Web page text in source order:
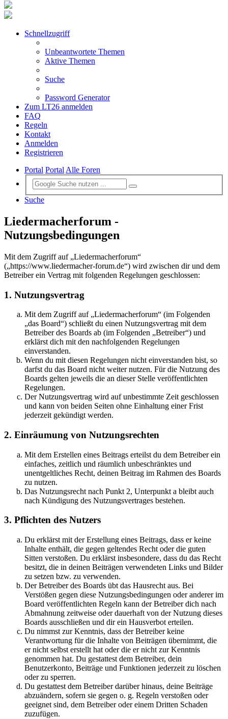
Schnellzugriff
Unbeantwortete Themen
Aktive Themen
Suche
Password Generator
Zum LT26 anmelden
FAQ
Regeln
Kontakt
Anmelden
Registrieren
Portal PortalAlle Foren
Suche
Liedermacherforum -
Nutzungsbedingungen
Mit dem Zugriff auf „Liedermacherforum“
(„https://www.liedermacher-forum.de“) wird zwischen dir und dem
Betreiber ein Vertrag mit folgenden Regelungen geschlossen:
1. Nutzungsvertrag
Mit dem Zugriff auf „Liedermacherforum“ (im Folgenden
„das Board“) schließt du einen Nutzungsvertrag mit dem
Betreiber des Boards ab (im Folgenden „Betreiber“) und
erklärst dich mit den nachfolgenden Regelungen
einverstanden.
Wenn du mit diesen Regelungen nicht einverstanden bist, so
darfst du das Board nicht weiter nutzen. Für die Nutzung des
Boards gelten jeweils die an dieser Stelle veröffentlichten
Regelungen.
Der Nutzungsvertrag wird auf unbestimmte Zeit geschlossen
und kann von beiden Seiten ohne Einhaltung einer Frist
jederzeit gekündigt werden.
2. Einräumung von Nutzungsrechten
Mit dem Erstellen eines Beitrags erteilst du dem Betreiber ein
einfaches, zeitlich und räumlich unbeschränktes und
unentgeltliches Recht, deinen Beitrag im Rahmen des Boards
zu nutzen.
Das Nutzungsrecht nach Punkt 2, Unterpunkt a bleibt auch
nach Kündigung des Nutzungsvertrages bestehen.
3. Pflichten des Nutzers
Du erklärst mit der Erstellung eines Beitrags, dass er keine
Inhalte enthält, die gegen geltendes Recht oder die guten
Sitten verstoßen. Du erklärst insbesondere, dass du das Recht
besitzt, die in deinen Beiträgen verwendeten Links und Bilder
zu setzen bzw. zu verwenden.
Der Betreiber des Boards übt das Hausrecht aus. Bei
Verstößen gegen diese Nutzungsbedingungen oder anderer im
Board veröffentlichten Regeln kann der Betreiber dich nach
Abmahnung zeitweise oder dauerhaft von der Nutzung dieses
Boards ausschließen und dir ein Hausverbot erteilen.
Du nimmst zur Kenntnis, dass der Betreiber keine
Verantwortung für die Inhalte von Beiträgen übernimmt, die
er nicht selbst erstellt hat oder die er nicht zur Kenntnis
genommen hat. Du gestattest dem Betreiber, dein
Benutzerkonto, Beiträge und Funktionen jederzeit zu löschen
oder zu sperren.
Du gestattest dem Betreiber darüber hinaus, deine Beiträge
abzuändern, sofern sie gegen o. g. Regeln verstoßen oder
geeignet sind, dem Betreiber oder einem Dritten Schaden
zuzufügen.